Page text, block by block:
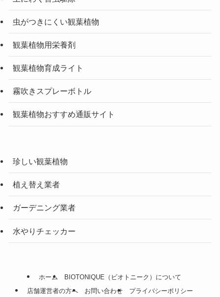
虫がつきにくい観葉植物
観葉植物用栄養剤
観葉植物育成ライト
霧吹きスプレーボトル
観葉植物おすすめ通販サイト
珍しい観葉植物
植え替え業者
ガーデニング業者
水やりチェッカー
ホーム
BIOTONIQUE（ビオトニーク）について
店舗運営者の方へ
お問い合わせ プライバシーポリシー